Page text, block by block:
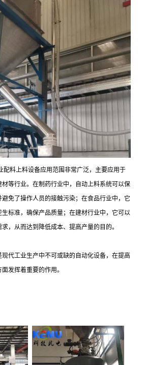
配料上料设备应用范围非常广泛，主要应用于
等行业。在制药行业中，自动上料系统可以保
免了操作人员的接触污染；在食品行业中，它
标准，确保产品质量；在建材行业中，它可以
，从而达到降低成本、提高产量的目的。
代工业生产中不可或缺的自动化设备，在提高
发挥着重要的作用。